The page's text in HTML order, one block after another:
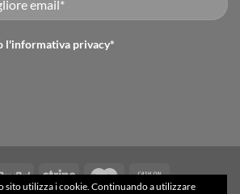
l'informativa privacy*
sito utilizza i cookie. Continuando a utilizzare